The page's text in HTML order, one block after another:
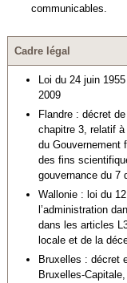
communicables.
Cadre légal
Loi du 24 juin
2009
Flandre : décret
chapitre 3, relatif
du Gouvernement
des fins
gouvernance du 7
Wallonie : loi du
l’administration
dans les articles
locale et de la
Bruxelles : décret
Bruxelles-